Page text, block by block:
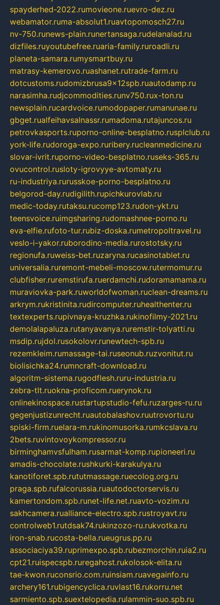
spayderhed-2022.rumovieone.ruevro-dez.ru
webamator.ruma-absolut1.ruavtopomosch27.ru
nv-750.runews-plain.runertansaga.rudelanalad.ru
dizfiles.ruyoutubefree.ruaria-family.ruroadli.ru
planeta-samara.rumysmartbuy.ru
matrasy-kemerovo.ruashanet.rutrade-farm.ru
dotcustoms.rudomizbrusa9x12spb.ruautodamp.ru
narasimha.rudjcommodities.runv750.rux-ton.ru
newsplain.rucardvoice.rumodopaper.rumanunae.ru
gbget.rualfeihavsalnassr.rumadoma.rutajuncos.ru
petrovkasports.ruporno-online-besplatno.rusplclub.ru
york-life.rudoroga-expo.ruribery.rucleanmedicine.ru
slovar-ivrit.ruporno-video-besplatno.ruseks-365.ru
ovucontrol.rusloty-igrovyye-avtomaty.ru
ru-industriya.rurusskoe-porno-besplatno.ru
belgorod-day.rudigilith.rupichkurovlab.ru
medic-today.rutaksu.rucomp123.rudon-ykt.ru
teensvoice.ruimgsharing.rudomashnee-porno.ru
eva-elfie.rufoto-tur.rubiz-doska.rumetropoltravel.ru
veslo-i-yakor.ruborodino-media.rurostotsky.ru
regionufa.ruweiss-bet.ruzaryna.rucasinotablet.ru
universalia.ruremont-mebeli-moscow.rutermomur.ru
clubfisher.ruremstirufa.ruerdamchi.rudoramamama.ru
muraviovka-park.ruworldofwoman.ruclean-dreams.ru
arkrym.rukristinita.rudircomputer.ruhealthenter.ru
textexperts.rupivnaya-kruzhka.rukinofilmy-2021.ru
demolalapaluza.rutanyavanya.ruremstir-tolyatti.ru
msdip.rujdol.rusokolovr.runewtech-spb.ru
rezemkleim.rumassage-tai.ruseonub.ruzvonitut.ru
biolisichka24.rumncraft-download.ru
algoritm-sistema.rugodflesh.ruru-industria.ru
zebra-tlt.ruokna-proficom.ruerynok.ru
onlinekinospace.rustartupstudio-fefu.ruzarges-ru.ru
gegenjustizunrecht.ruautobalashov.ruutrovortu.ru
spiski-firm.ruelara-m.rukinomusorka.rumkcslava.ru
2bets.ruvintovoykompressor.ru
birminghamvsfulham.rusarmat-komp.rupioneeri.ru
amadis-chocolate.rushkurki-karakulya.ru
kanotiforet.spb.rututmassage.ruecolog.org.ru
praga.spb.rufalcorussia.ruautodoctorservis.ru
kamertondom.spb.runet-life.net.ruavto-vozim.ru
sakhcamera.rualliance-electro.spb.rustroyavt.ru
controlweb1.rutdsak74.rukinzozo-ru.rukvotka.ru
iron-snab.rucosta-bella.rueugrus.pp.ru
associaciya39.ruprimexpo.spb.rubezmorchin.ruia2.ru
cpt21.ruispecspb.ruregahost.rukolosok-elita.ru
tae-kwon.ruconsrio.com.ruinsiam.ruavegainfo.ru
archery161.rubigencyclica.ruvlast16.rukorru.net
sarmiento.spb.suextelopedia.rulammin-suo.spb.ru